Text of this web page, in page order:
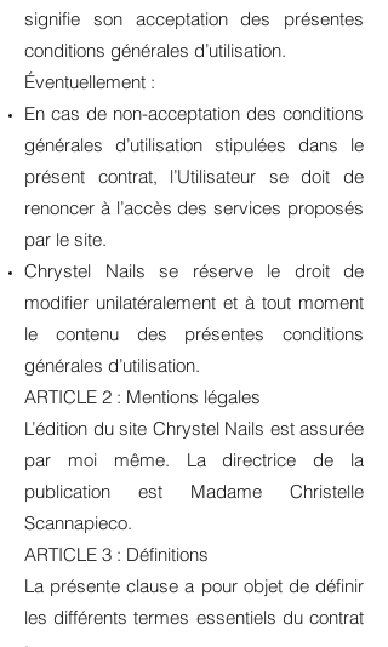
signifie son acceptation des présentes
conditions générales d’utilisation.
Éventuellement :
En cas de non-acceptation des conditions
générales d’utilisation stipulées dans le
présent contrat, l’Utilisateur se doit de
renoncer à l’accès des services proposés
par le site.
Chrystel Nails se réserve le droit de
modifier unilatéralement et à tout moment
le contenu des présentes conditions
générales d’utilisation.
ARTICLE 2 : Mentions légales
L’édition du site Chrystel Nails est assurée
par moi même. La directrice de la
publication est Madame Christelle
Scannapieco.
ARTICLE 3 : Définitions
La présente clause a pour objet de définir
les différents termes essentiels du contrat